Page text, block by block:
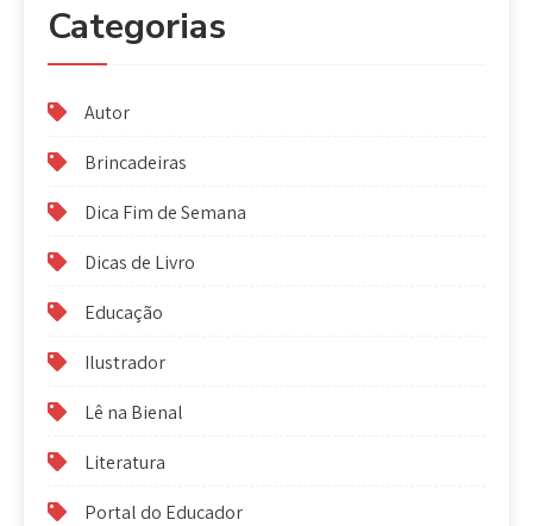
Categorias
Autor
Brincadeiras
Dica Fim de Semana
Dicas de Livro
Educação
Ilustrador
Lê na Bienal
Literatura
Portal do Educador